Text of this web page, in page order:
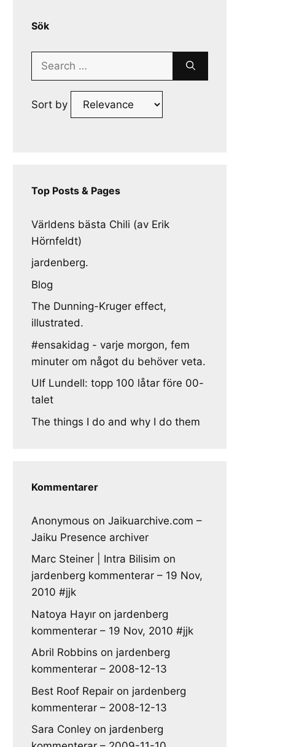
Sök
Search
Sort by
Top Posts & Pages
Världens bästa Chili (av Erik
Hörnfeldt)
jardenberg.
Blog
The Dunning-Kruger effect,
illustrated.
#ensakidag - varje morgon, fem
minuter om något du behöver veta.
Ulf Lundell: topp 100 låtar före 00-
talet
The things I do and why I do them
Kommentarer
Anonymous on Jaikuarchive.com –
Jaiku Presence archiver
Marc Steiner | Intra Bilisim on
jardenberg kommenterar – 19 Nov,
2010 #jjk
Natoya Hayır on jardenberg
kommenterar – 19 Nov, 2010 #jjk
Abril Robbins on jardenberg
kommenterar – 2008-12-13
Best Roof Repair on jardenberg
kommenterar – 2008-12-13
Sara Conley on jardenberg